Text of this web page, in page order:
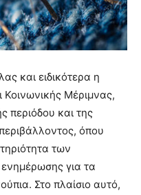
και ειδικότερα η
Κοινωνικής Μέριμνας,
περιόδου και της
όπου
των
για τα
Στο πλαίσιο αυτό,